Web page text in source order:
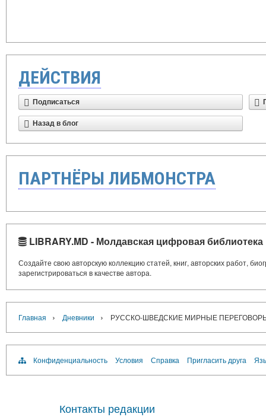
ДЕЙСТВИЯ
Подписаться
Назад в блог
ПАРТНЁРЫ ЛИБМОНСТРА
LIBRARY.MD - Молдавская цифровая библиотека
Создайте свою авторскую коллекцию статей, книг, авторских работ,
зарегистрироваться в качестве автора.
Главная › Дневники › РУССКО-ШВЕДСКИЕ МИРНЫЕ
Конфиденциальность Условия Справка Пригласить друга
Контакты редакции